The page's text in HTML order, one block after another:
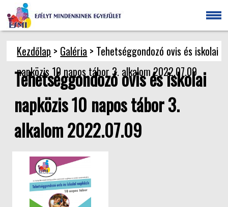
Kezdőlap > Galéria > Tehetséggondozó ovis és iskolai
napközis 10 napos tábor 3. alkalom 2022.07.09
Tehetséggondozó ovis és iskolai
napközis 10 napos tábor 3.
alkalom 2022.07.09